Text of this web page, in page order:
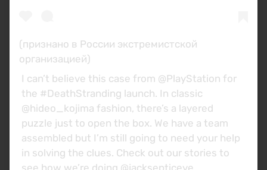
(признано в России экстремистской
организацией)
I can’t believe this case from @PlayStation for
the #DeathStranding launch. In classic
@hideo_kojima fashion, there’s a layered
puzzle just to open the box. We have a team
assembled but I’m still going to need your help
in solving the clues. Check out our stories to